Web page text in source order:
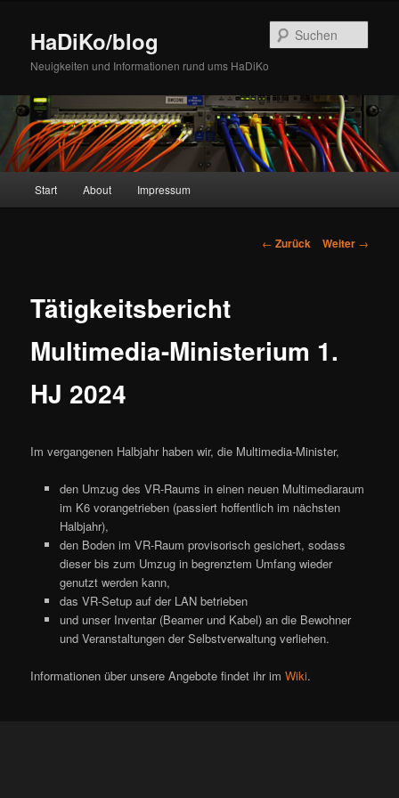
wechselnHaDiKo/blog
Neuigkeiten und Informationen rund ums HaDiKo
Start About Impressum
Beitrags-
← Zurück Weiter →
Tätigkeitsbericht
Multimedia-Ministerium 1.
HJ 2024
Im vergangenen Halbjahr haben wir, die Multimedia-Minister,
den Umzug des VR-Raums in einen neuen Multimediaraum
im K6 vorangetrieben (passiert hoffentlich im nächsten
Halbjahr),
den Boden im VR-Raum provisorisch gesichert, sodass
dieser bis zum Umzug in begrenztem Umfang wieder
genutzt werden kann,
das VR-Setup auf der LAN betrieben
und unser Inventar (Beamer und Kabel) an die Bewohner
und Veranstaltungen der Selbstverwaltung verliehen.
Informationen über unsere Angebote findet ihr imWiki.